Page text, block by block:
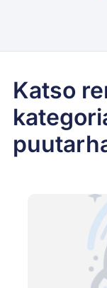
Katso